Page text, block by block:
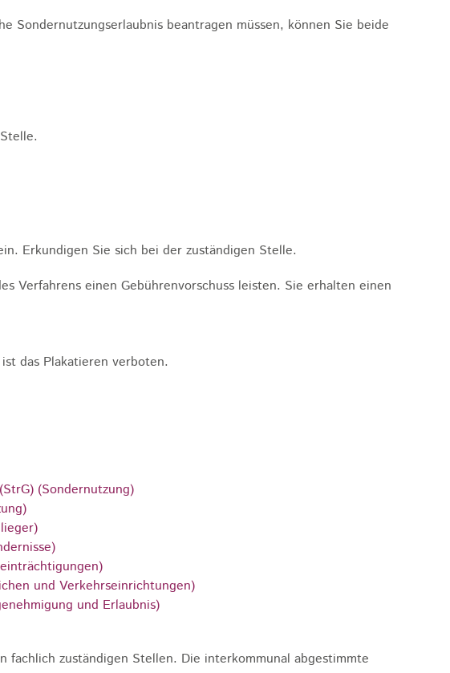
Sondernutzungserlaubnis beantragen müssen, können Sie beide
Erkundigen Sie sich bei der zuständigen Stelle.
Verfahrens einen Gebührenvorschuss leisten. Sie erhalten einen
das Plakatieren verboten.
(Sondernutzung)
und Verkehrseinrichtungen)
und Erlaubnis)
zuständigen Stellen. Die interkommunal abgestimmte